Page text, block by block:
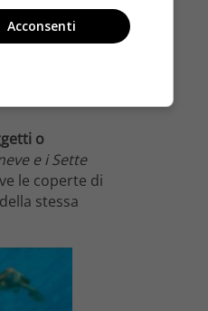
la scena
della
o
e i Sette
le coperte di
stessa
Acconsenti